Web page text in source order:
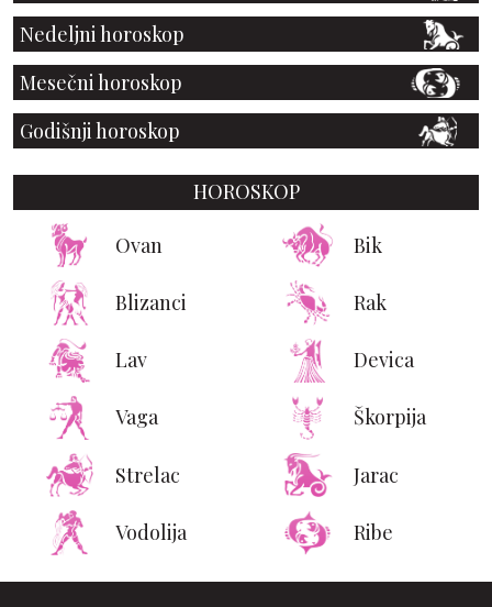
Nedeljni horoskop
Mesečni horoskop
Godišnji horoskop
HOROSKOP
Ovan Bik
Blizanci Rak
Lav Devica
Vaga Škorpija
Strelac Jarac
Vodolija Ribe